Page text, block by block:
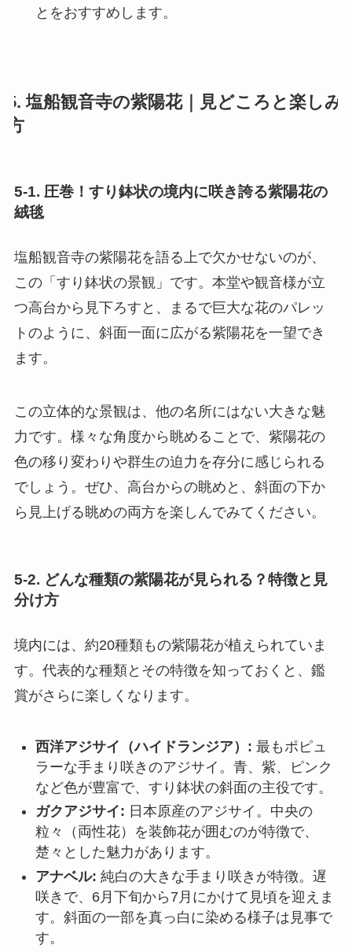
とをおすすめします。
5. 塩船観音寺の紫陽花｜見どころと楽しみ
方
5-1. 圧巻！すり鉢状の境内に咲き誇る紫陽花の
絨毯
塩船観音寺の紫陽花を語る上で欠かせないのが、
この「すり鉢状の景観」です。本堂や観音様が立
つ高台から見下ろすと、まるで巨大な花のパレッ
トのように、斜面一面に広がる紫陽花を一望でき
ます。
この立体的な景観は、他の名所にはない大きな魅
力です。様々な角度から眺めることで、紫陽花の
色の移り変わりや群生の迫力を存分に感じられる
でしょう。ぜひ、高台からの眺めと、斜面の下か
ら見上げる眺めの両方を楽しんでみてください。
5-2. どんな種類の紫陽花が見られる？特徴と見
分け方
境内には、約20種類もの紫陽花が植えられていま
す。代表的な種類とその特徴を知っておくと、鑑
賞がさらに楽しくなります。
西洋アジサイ（ハイドランジア）: 最もポピュ
ラーな手まり咲きのアジサイ。青、紫、ピンク
など色が豊富で、すり鉢状の斜面の主役です。
ガクアジサイ: 日本原産のアジサイ。中央の
粒々（両性花）を装飾花が囲むのが特徴で、
楚々とした魅力があります。
アナベル: 純白の大きな手まり咲きが特徴。遅
咲きで、6月下旬から7月にかけて見頃を迎えま
す。斜面の一部を真っ白に染める様子は見事で
す。